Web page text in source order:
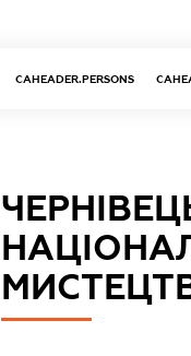
CAHEADER.PERSONS